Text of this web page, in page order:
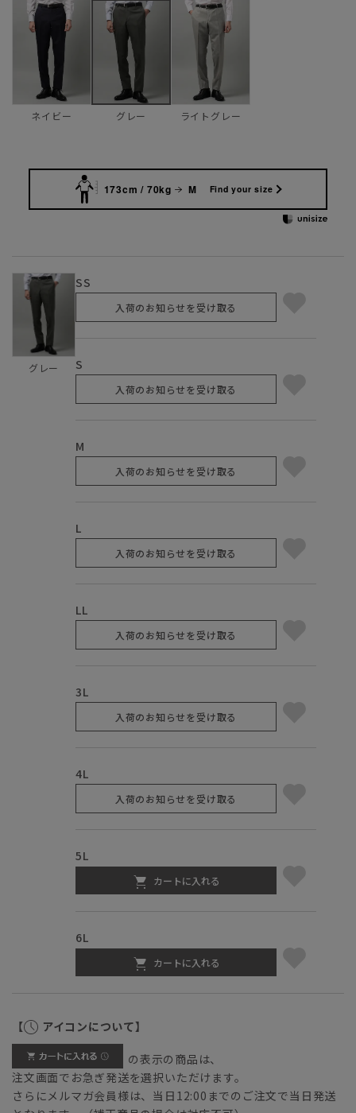
ネイビー グレー ライトグレー
173cm / 70kg M Find your size
グレー
SS
入荷のお知らせを受け取る
S
入荷のお知らせを受け取る
M
入荷のお知らせを受け取る
L
入荷のお知らせを受け取る
LL
入荷のお知らせを受け取る
3L
入荷のお知らせを受け取る
4L
入荷のお知らせを受け取る
5L
カートに入れる
6L
カートに入れる
【 アイコンについて】
の表示の商品は、
注文画面でお急ぎ発送を選択いただけます。
さらにメルマガ会員様は、当日12:00までのご注文で当日発送